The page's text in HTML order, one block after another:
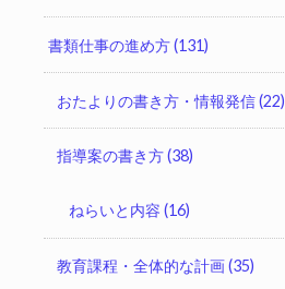
書類仕事の進め方(131)
おたよりの書き方・情報発信(22)
指導案の書き方(38)
ねらいと内容(16)
教育課程・全体的な計画(35)